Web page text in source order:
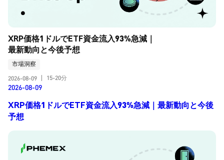
XRP価格1ドルでETF資金流入93%急減｜
最新動向と今後予想
市場洞察
2026-08-09
15-20分
2026-08-09
XRP価格1ドルでETF資金流入93%急減｜最新動向と今後
予想